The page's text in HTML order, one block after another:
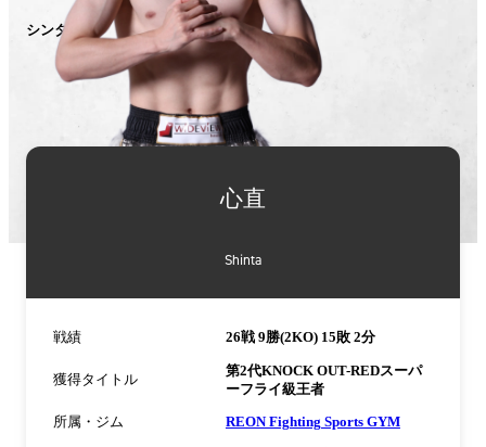
シンタ
心直
Shinta
戦績 26戦 9勝(2KO) 15敗 2分
獲得タイトル
第2代KNOCK OUT-REDスーパ
ーフライ級王者
所属・ジム REON Fighting Sports GYM